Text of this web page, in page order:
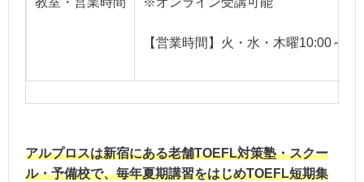
【営業時間】火・水・木曜10:00～
アルプロスは新宿にある老舗TOEFL対策塾・スクー
ル・予備校で、毎年夏期講習をはじめTOEFL短期集